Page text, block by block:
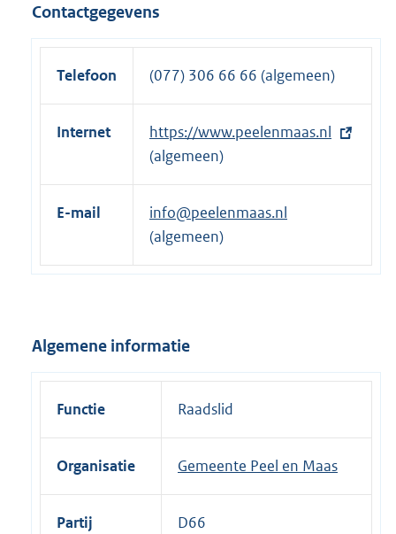
Contactgegevens
Telefoon (077) 306 66 66 (algemeen)
Internet
E
x
t
e
r
e
n
k
https://www.peelenmaas.nl
(algemeen)
E-mail
info@peelenmaas.nl
(algemeen)
Algemene informatie
Functie Raadslid
Organisatie Gemeente Peel en Maas
Partij D66